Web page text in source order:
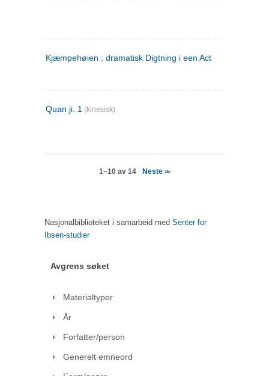
Kjæmpehøien : dramatisk Digtning i een Act
Quan ji. 1 (kinesisk)
1–10 av 14 Neste>>
Nasjonalbiblioteket i samarbeid med Senter for
Ibsen-studier
Avgrens søket
Materialtyper
År
Forfatter/person
Generelt emneord